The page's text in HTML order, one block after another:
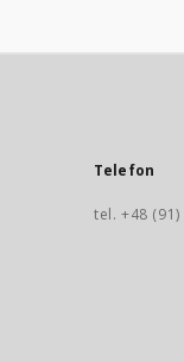
Telefon
tel. +48